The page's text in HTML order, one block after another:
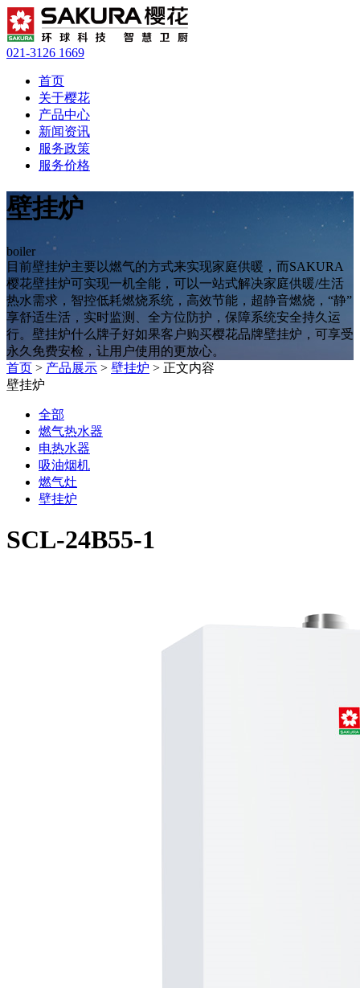
021-3126 1669
首页
关于樱花
产品中心
新闻资讯
服务政策
服务价格
壁挂炉
boiler
目前壁挂炉主要以燃气的方式来实现家庭供暖，而SAKURA
樱花壁挂炉可实现一机全能，可以一站式解决家庭供暖/生活
热水需求，智控低耗燃烧系统，高效节能，超静音燃烧，“静”
享舒适生活，实时监测、全方位防护，保障系统安全持久运
行。壁挂炉什么牌子好如果客户购买樱花品牌壁挂炉，可享受
永久免费安检，让用户使用的更放心。
首页 > 产品展示 > 壁挂炉 > 正文内容
壁挂炉
全部
燃气热水器
电热水器
吸油烟机
燃气灶
壁挂炉
SCL-24B55-1